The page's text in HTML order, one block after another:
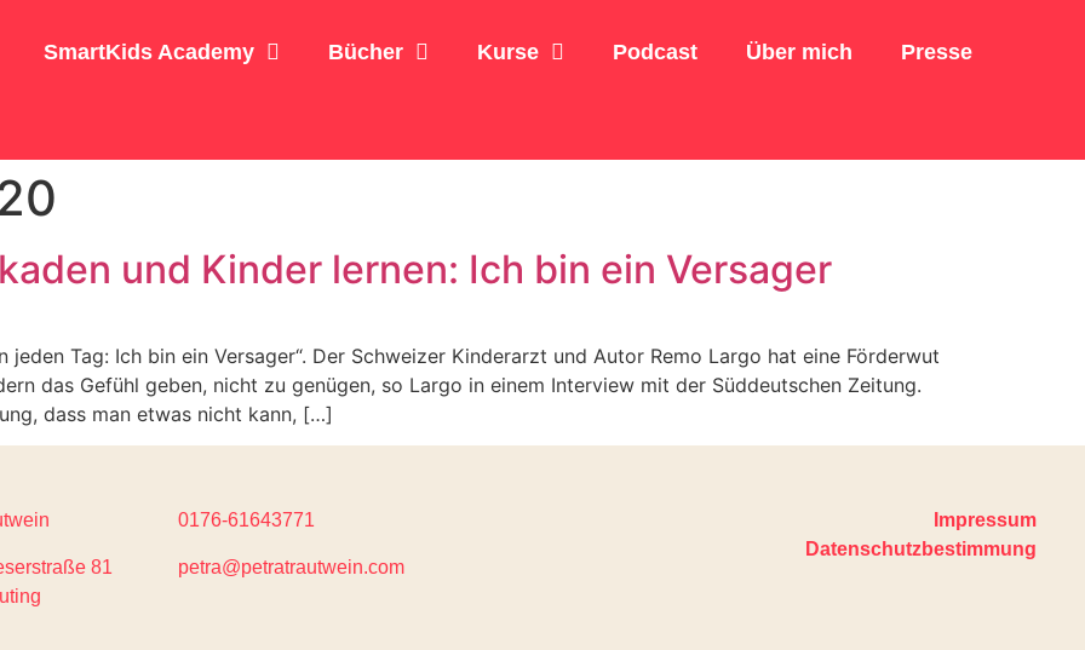
SmartKids Academy Bücher Kurse Podcast Über mich Presse
und Kinder lernen: Ich bin ein Versager
jeden Tag: Ich bin ein Versager“. Der Schweizer Kinderarzt und Autor Remo Largo hat eine Förderwut
das Gefühl geben, nicht zu genügen, so Largo in einem Interview mit der Süddeutschen Zeitung.
dass man etwas nicht kann, […]
81
0176-61643771
petra@petratrautwein.com
Impressum
Datenschutzbestimmung